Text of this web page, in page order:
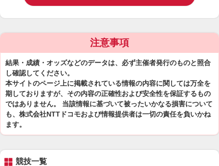
注意事項
結果・成績・オッズなどのデータは、必ず主催者発行のものと照合
し確認してください。
本サイトのページ上に掲載されている情報の内容に関しては万全を
期しておりますが、その内容の正確性および安全性を保証するもの
ではありません。 当該情報に基づいて被ったいかなる損害について
も、株式会社NTTドコモおよび情報提供者は一切の責任を負いかね
ます。
競技一覧